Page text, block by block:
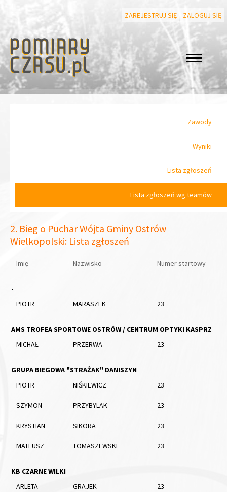
ZAREJESTRUJ SIĘ ZALOGUJ SIĘ
Zawody
Wyniki
Lista zgłoszeń
Lista zgłoszeń wg teamów
2. Bieg o Puchar Wójta Gminy Ostrów
Wielkopolski: Lista zgłoszeń
Imię Nazwisko Numer startowy
-
PIOTR
MARASZEK 23
AMS TROFEA SPORTOWE OSTRÓW / CENTRUM OPTYKI KASPRZ
MICHAŁ
PRZERWA 23
GRUPA BIEGOWA "STRAŻAK" DANISZYN
PIOTR
NIŚKIEWICZ 23
SZYMON PRZYBYLAK 23
KRYSTIAN SIKORA 23
MATEUSZ TOMASZEWSKI 23
KB CZARNE WILKI
ARLETA
GRAJEK 23